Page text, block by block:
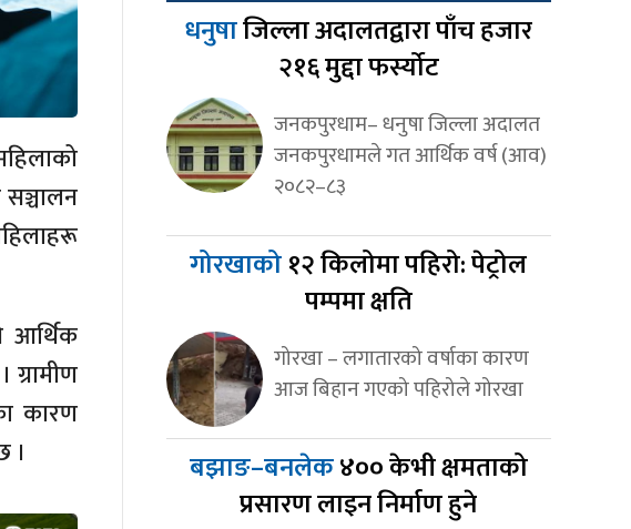
आर्थिक
कारण
।
धनुषाजिल्ला अदालतद्वारा पाँच हजार
२१६ मुद्दा फर्स्योट
जनकपुरधाम– धनुषा जिल्ला अदालत
जनकपुरधामले गत आर्थिक वर्ष (आव)
२०८२–८३
गोरखाको१२ किलोमा पहिरो: पेट्रोल
पम्पमा क्षति
गोरखा – लगातारको वर्षाका कारण
आज बिहान गएको पहिरोले गोरखा
बझाङ–बनलेक४०० केभी क्षमताको
प्रसारण लाइन निर्माण हुने